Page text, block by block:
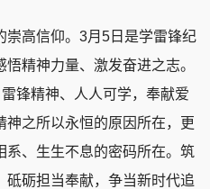
高信仰。3月5日是学雷锋纪
精神力量、激发奋进之志。
锋精神、人人可学，奉献爱
之所以永恒的原因所在，更
系、生生不息的密码所在。筑
砥砺担当奉献，争当新时代追